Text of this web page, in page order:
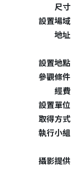
尺寸
設置場域
地址
設置地點
參觀條件
經費
設置單位
取得方式
執行小組
攝影提供